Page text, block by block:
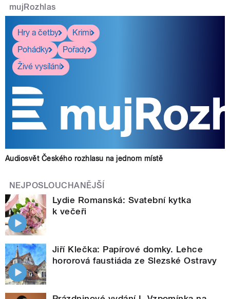
mujRozhlas
Hry a četby
Krimi
Pohádky
Pořady
Živé vysílání
Audiosvět Českého rozhlasu na jednom místě
NEJPOSLOUCHANĚJŠÍ
Lydie Romanská: Svatební kytka
k večeři
Jiří Klečka: Papírové domky. Lehce
hororová faustiáda ze Slezské Ostravy